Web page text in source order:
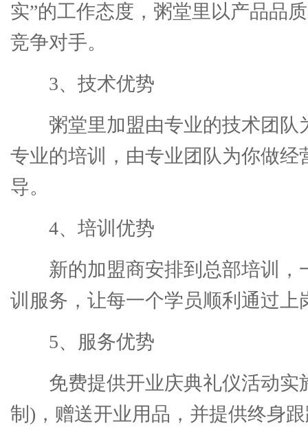
实”的工作态度，粥堂里以产品品
竞争对手。
3、技术优势
粥堂里加盟由专业的技术团队
专业的培训，由专业团队为你做经
导。
4、培训优势
新的加盟商安排到总部培训，
训服务，让每一个学员顺利通过上
5、服务优势
免费提供开业庆典礼仪活动实
制)，赠送开业用品，并提供终身